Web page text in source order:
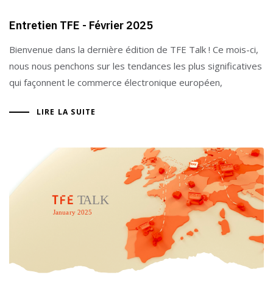
Entretien TFE - Février 2025
Bienvenue dans la dernière édition de TFE Talk ! Ce mois-ci,
nous nous penchons sur les tendances les plus significatives
qui façonnent le commerce électronique européen,
LIRE LA SUITE